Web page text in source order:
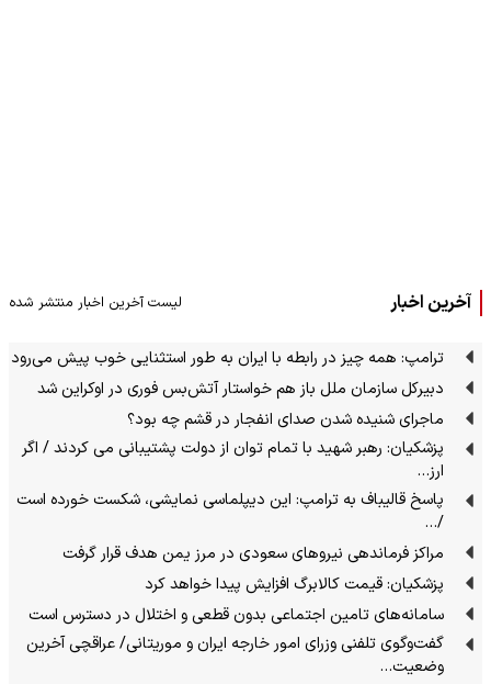
آخرین اخبار لیست آخرین اخبار منتشر شده
ترامپ: همه چیز در رابطه با ایران به طور استثنایی خوب پیش می‌رود
دبیرکل سازمان ملل باز هم خواستار آتش‌بس فوری در اوکراین شد
ماجرای شنیده شدن صدای انفجار در قشم چه بود؟
پزشکیان: رهبر شهید با تمام توان از دولت پشتیبانی می کردند / اگر
ارز…
پاسخ قالیباف به ترامپ: این دیپلماسی نمایشی، شکست خورده است
/…
مراکز فرماندهی نیروهای سعودی در مرز یمن هدف قرار گرفت
پزشکیان: قیمت کالابرگ افزایش پیدا خواهد کرد
سامانه‌های تامین اجتماعی بدون قطعی و اختلال در دسترس است
گفت‌وگوی تلفنی وزرای امور خارجه ایران و موریتانی/ عراقچی آخرین
وضعیت…